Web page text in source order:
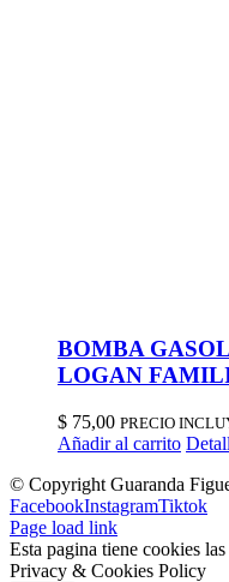
BOMBA
LOGAN
$ 75,00 PRECIO
Añadir al carrito
© Copyright Guaranda
FacebookInstagramTiktok
Page load link
Esta pagina tiene cookies las
Privacy & Cookies Policy